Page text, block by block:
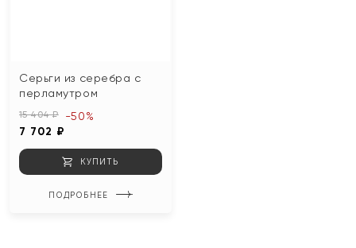
Серьги из серебра с
перламутром
15 404 ₽
7 702 ₽
-50%
КУПИТЬ
ПОДРОБНЕЕ